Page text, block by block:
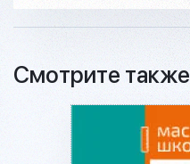
Смотрите также